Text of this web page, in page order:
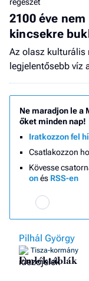
2100 éve
kincsekre
Az olasz kulturális
legjelentősebb víz
Ne maradjon le a
őket minden nap!
Iratkozzon fel
Csatlakozzon
Kövesse
onés RSS-en
Pilhál György
Tisza-kormány
Emléktáblák